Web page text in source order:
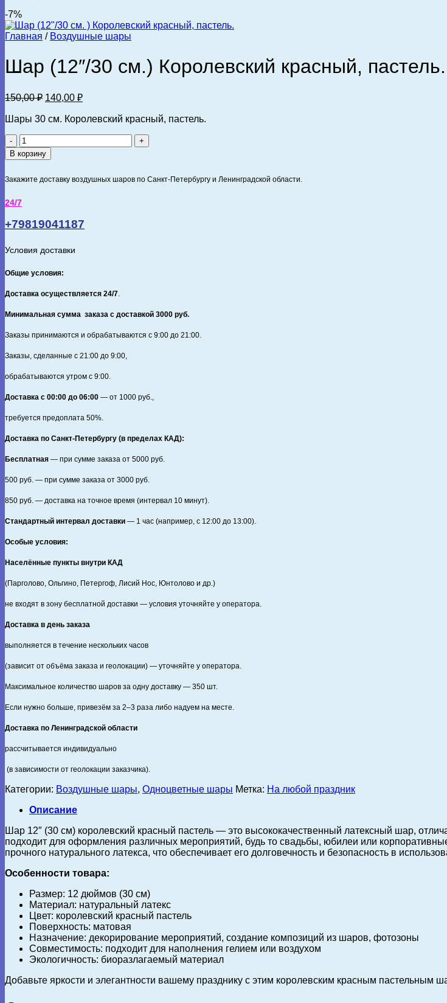
-7%
Главная / Воздушные шары
Шар (12″/30 см.) Королевский красный, пастель.
150,00₽ Первоначальная
составляла
140,00 ₽Текущая
140,00 ₽.
Шары 30 см. Королевский красный, пастель.
Количество
товара
Шар
см.)
красный,
В корзину
Закажите доставку воздушных шаров по Санкт-Петербургу и Ленинградской области.
24/7
+79819041187
Условия доставки
Общие условия:
Доставка осуществляется 24/7.
Минимальная сумма заказа с доставкой 3000 руб.
Заказы принимаются и обрабатываются с 9:00 до 21:00.
Заказы, сделанные с 21:00 до 9:00,
обрабатываются утром с 9:00.
Доставка с 00:00 до 06:00 — от 1000 руб.,
требуется предоплата 50%.
Доставка по Санкт‑Петербургу (в пределах КАД):
Бесплатная — при сумме заказа от 5000 руб.
500 руб. — при сумме заказа от 3000 руб.
850 руб. — доставка на точное время (интервал 10 минут).
Стандартный интервал доставки — 1 час (например, с 12:00 до 13:00).
Особые условия:
Населённые пункты внутри КАД
(Парголово, Ольгино, Петергоф, Лисий Нос, Юнтолово и др.)
не входят в зону бесплатной доставки — условия уточняйте у оператора.
Доставка в день заказа
выполняется в течение нескольких часов
(зависит от объёма заказа и геолокации) — уточняйте у оператора.
Максимальное количество шаров за одну доставку — 350 шт.
Если нужно больше, привезём за 2–3 раза либо надуем на месте.
Доставка по Ленинградской области
рассчитывается индивидуально
(в зависимости от геолокации заказчика).
Категории: Воздушные шары, Одноцветные шары Метка: На любой праздник
Описание
Шар 12″ (30 см) королевский красный пастель — это высококачественный латексный шар,
подходит для оформления различных мероприятий, будь то свадьбы, юбилеи или
прочного натурального латекса, что обеспечивает его долговечность и безопасность в
Особенности товара:
Размер: 12 дюймов (30 см)
Материал: натуральный латекс
Цвет: королевский красный пастель
Поверхность: матовая
Назначение: декорирование мероприятий, создание композиций из шаров, фотозоны
Совместимость: подходит для наполнения гелием или воздухом
Экологичность: биоразлагаемый материал
Добавьте яркости и элегантности вашему празднику с этим королевским красным пастельным